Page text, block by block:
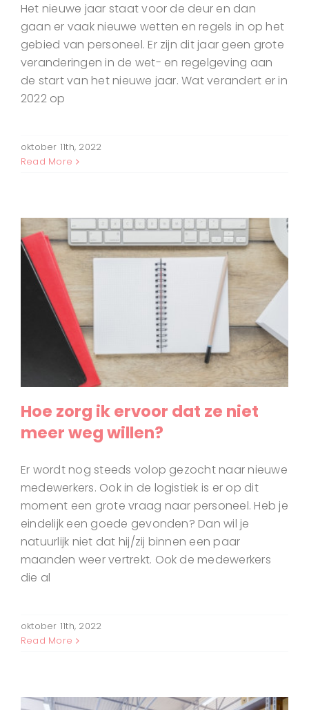
Het nieuwe jaar staat voor de deur en dan
gaan er vaak nieuwe wetten en regels in op het
gebied van personeel. Er zijn dit jaar geen grote
veranderingen in de wet- en regelgeving aan
de start van het nieuwe jaar. Wat verandert er in
2022 op
oktober 11th, 2022
Read More
Hoe zorg ik ervoor dat ze niet
meer weg willen?
Er wordt nog steeds volop gezocht naar nieuwe
medewerkers. Ook in de logistiek is er op dit
moment een grote vraag naar personeel. Heb je
eindelijk een goede gevonden? Dan wil je
natuurlijk niet dat hij/zij binnen een paar
maanden weer vertrekt. Ook de medewerkers
die al
oktober 11th, 2022
Read More